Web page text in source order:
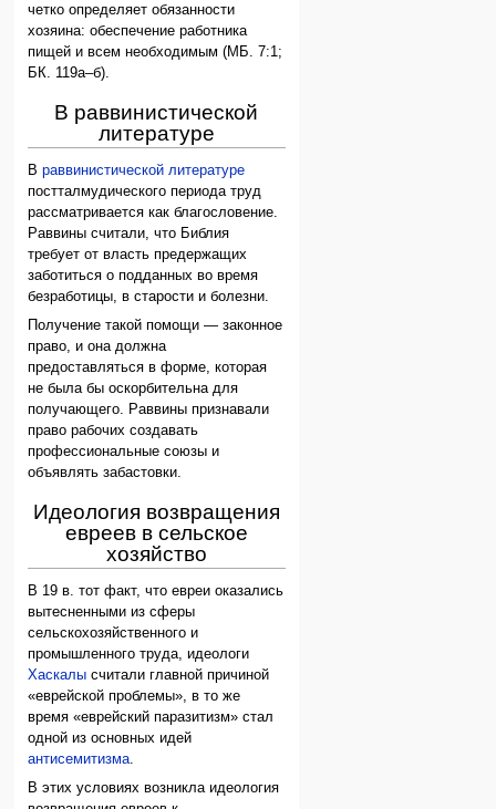
четко определяет обязанности
хозяина: обеспечение работника
пищей и всем необходимым (МБ. 7:1;
БК. 119а–б).
В раввинистической
литературе
Враввинистической литературе
постталмудического периода труд
рассматри­вается как благословение.
Раввины считали, что Библия
требует от власть предержащих
заботиться о подданных во время
безработицы, в старости и болезни.
Получение такой помощи — законное
право, и она должна
предоставляться в форме, которая
не была бы оскорбительна для
получающего. Раввины признавали
право рабочих создавать
профессиональные союзы и
объявлять забастовки.
Идеология возвращения
евреев в сельское
хозяйство
В 19 в. тот факт, что евреи оказались
вытесненными из сферы
сельскохозяйственного и
промышленного труда, идеологи
Хаскалы считали главной причиной
«еврейской проблемы», в то же
время «еврейский паразитизм» стал
одной из основных идей
антисемитизма.
В этих условиях возникла идеология